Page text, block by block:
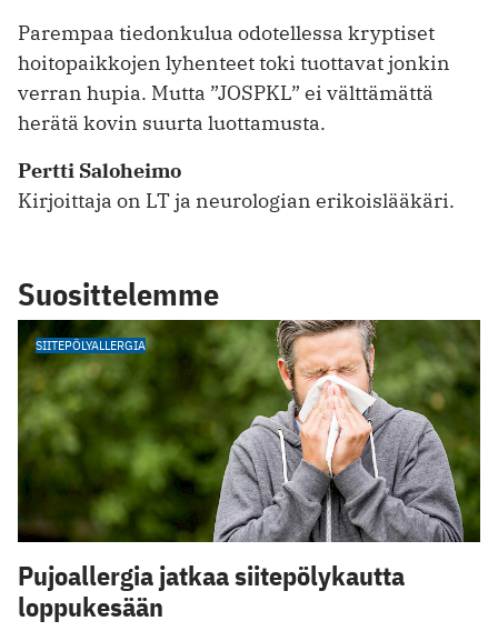
Parempaa tiedonkulua odotellessa kryptiset
hoitopaikkojen lyhenteet toki tuottavat jonkin
verran hupia. Mutta ”JOSPKL” ei välttämättä
herätä kovin suurta luottamusta.
Pertti Saloheimo
Kirjoittaja on LT ja neurologian erikoislääkäri.
Suosittelemme
SIITEPÖLYALLERGIA
Pujoallergia jatkaa siitepölykautta
loppukesään